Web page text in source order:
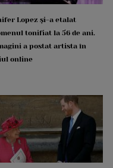
Lopez și-a etalat
tonifiat la 56 de ani.
a postat artista în
online